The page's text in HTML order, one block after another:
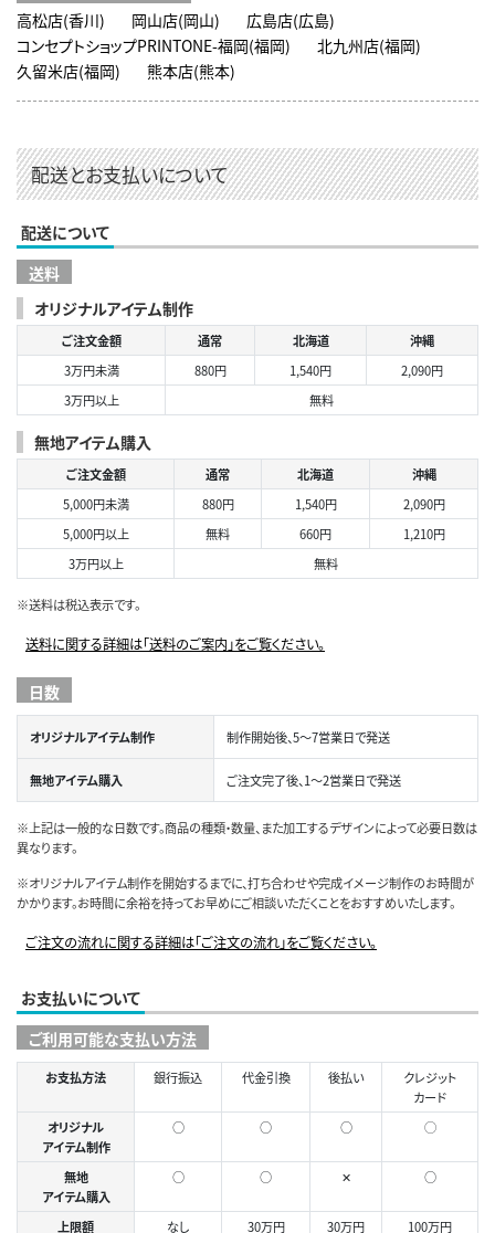
高松店(香川)
岡山店(岡山)
広島店(広島)
コンセプトショップPRINTONE-福岡(福岡)
北九州店(福岡)
久留米店(福岡)
熊本店(熊本)
配送とお支払いについて
配送について
送料
オリジナルアイテム制作
ご注文金額 通常 北海道
沖縄
3万円未満
880円 1,540円
2,090円
3万円以上
無料
無地アイテム購入
ご注文金額 通常 北海道
沖縄
5,000円未満
880円 1,540円
2,090円
5,000円以上
無料 660円
1,210円
3万円以上
無料
※送料は税込表示です。
送料に関する詳細は「送料のご案内」をご覧ください。
日数
オリジナルアイテム制作 制作開始後、5～7営業日で発送
無地アイテム購入 ご注文完了後、1～2営業日で発送
※上記は一般的な日数です。商品の種類・数量、また加工するデザインによって必要日数は
異なります。
※オリジナルアイテム制作を開始するまでに、打ち合わせや完成イメージ制作のお時間が
かかります。お時間に余裕を持ってお早めにご相談いただくことをおすすめいたします。
ご注文の流れに関する詳細は「ご注文の流れ」をご覧ください。
お支払いについて
ご利用可能な支払い方法
お支払方法 銀行振込 代金引換 後払い
クレジット
カード
オリジナル
アイテム制作
○ ○ ○ ◯
無地
アイテム購入
○ ○ ✕ ○
上限額 なし 30万円 30万円 100万円